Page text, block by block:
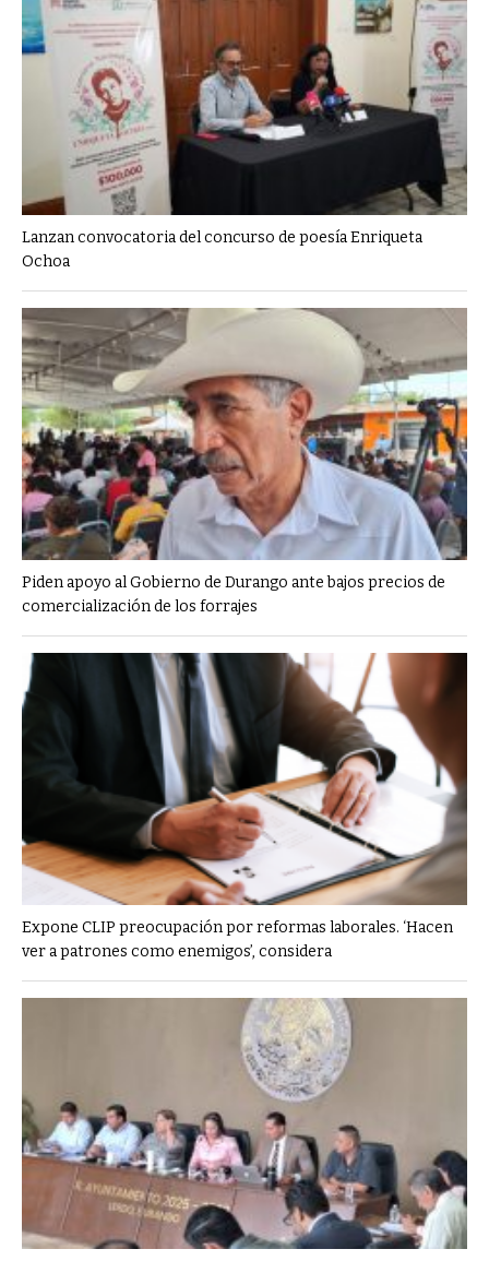
Lanzan convocatoria del concurso de poesía Enriqueta
Ochoa
Piden apoyo al Gobierno de Durango ante bajos precios de
comercialización de los forrajes
Expone CLIP preocupación por reformas laborales. ‘Hacen
ver a patrones como enemigos’, considera